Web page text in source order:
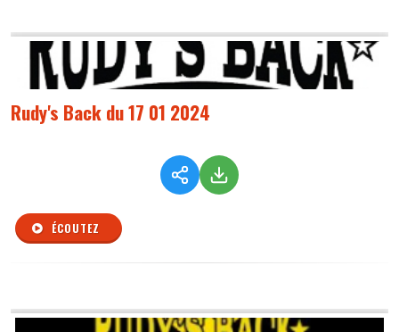
Rudy's Back du 17 01 2024
ÉCOUTEZ